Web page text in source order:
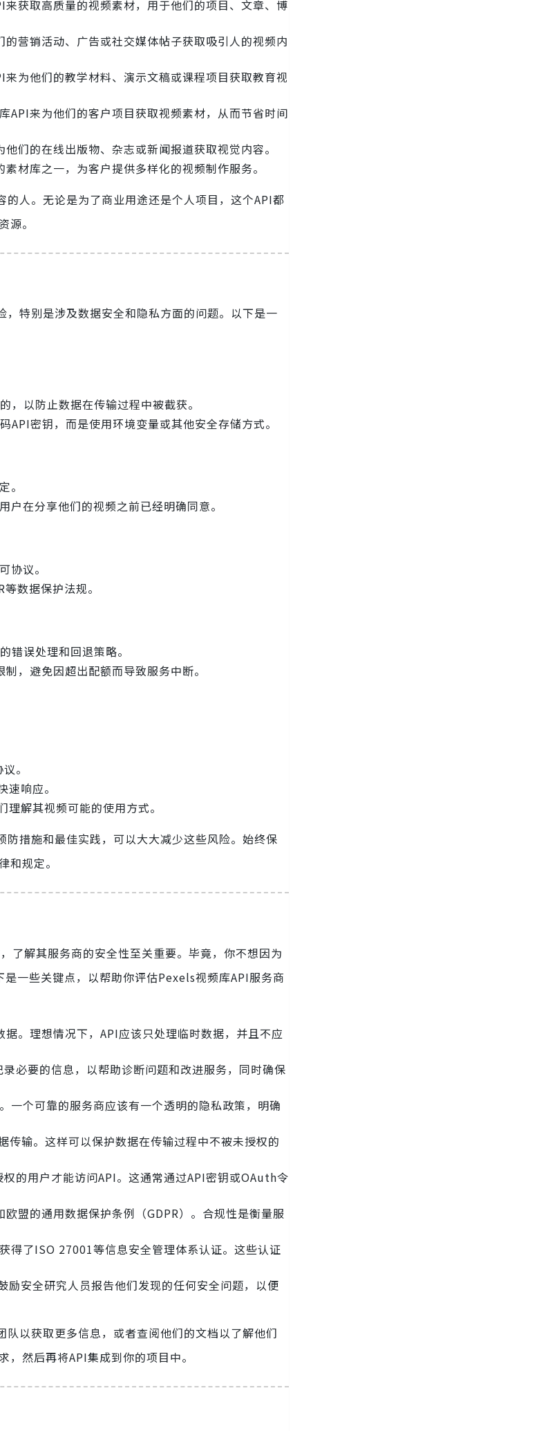
获取高质量的视频素材，用于他们的项目、文章、博
营销活动、广告或社交媒体帖子获取吸引人的视频内
为他们的教学材料、演示文稿或课程项目获取教育视
API来为他们的客户项目获取视频素材，从而节省时间
们的在线出版物、杂志或新闻报道获取视觉内容。
材库之一，为客户提供多样化的视频制作服务。
人。无论是为了商业用途还是个人项目，这个API都
源。
特别是涉及数据安全和隐私方面的问题。以下是一
以防止数据在传输过程中被截获。
密钥，而是使用环境变量或其他安全存储方式。
。
在分享他们的视频之前已经明确同意。
协议。
数据保护法规。
错误处理和回退策略。
，避免因超出配额而导致服务中断。
。
响应。
解其视频可能的使用方式。
措施和最佳实践，可以大大减少这些风险。始终保
规定。
解其服务商的安全性至关重要。毕竟，你不想因为
一些关键点，以帮助你评估Pexels视频库API服务商
。理想情况下，API应该只处理临时数据，并且不应
必要的信息，以帮助诊断问题和改进服务，同时确保
一个可靠的服务商应该有一个透明的隐私政策，明确
输。这样可以保护数据在传输过程中不被未授权的
的用户才能访问API。这通常通过API密钥或OAuth令
盟的通用数据保护条例（GDPR）。合规性是衡量服
得了ISO 27001等信息安全管理体系认证。这些认证
安全研究人员报告他们发现的任何安全问题，以便
以获取更多信息，或者查阅他们的文档以了解他们
然后再将API集成到你的项目中。